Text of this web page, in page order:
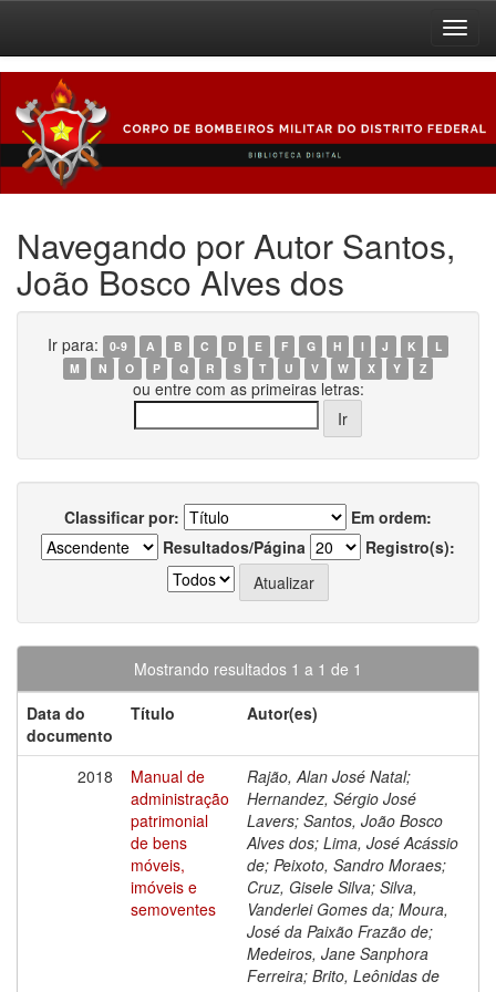
navigation
Navegando por Autor Santos,
João Bosco Alves dos
Ir para: 0-9 A B C D E F G H I J K
L
M
N O P Q R S T U V W X Y Z
ou entre com as primeiras letras:
Classificar por:
Em ordem:
Resultados/Página
Registro(s):
Mostrando resultados 1 a 1 de 1
Data do
documento
Título Autor(es)
2018
Manual de
administração
patrimonial
de bens
móveis,
imóveis e
semoventes
Rajão, Alan José Natal;
Hernandez, Sérgio José
Lavers; Santos, João Bosco
Alves dos; Lima, José Acássio
de; Peixoto, Sandro Moraes;
Cruz, Gisele Silva; Silva,
Vanderlei Gomes da; Moura,
José da Paixão Frazão de;
Medeiros, Jane Sanphora
Ferreira; Brito, Leônidas de